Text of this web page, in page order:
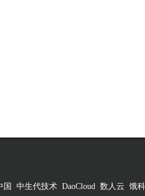
国 中生代技术 DaoCloud 数人云 饿